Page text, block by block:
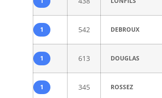
1 542 DEBROUX
1 613 DOUGLAS
1 345 ROSSEZ